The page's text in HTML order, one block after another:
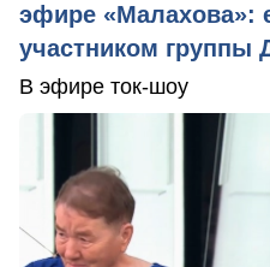
эфире «Малахова»:
участником группы
В эфире ток-шоу